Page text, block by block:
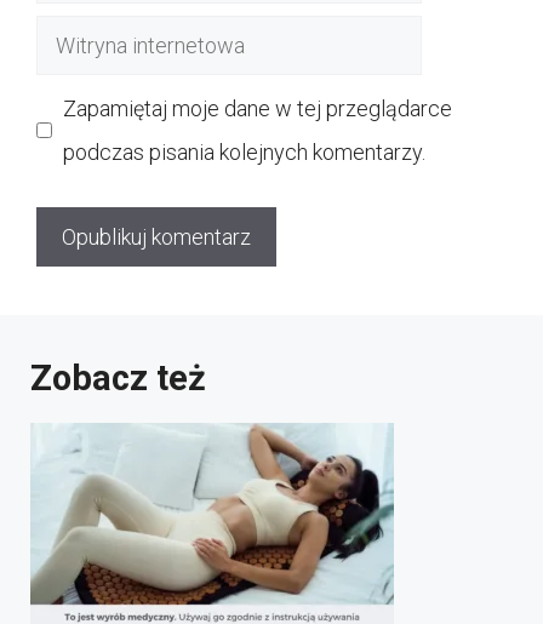
Witryna
Zapamiętaj moje dane w tej przeglądarce
podczas pisania kolejnych komentarzy.
Zobacz też